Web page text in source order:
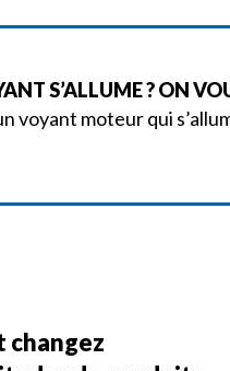
S’ALLUME ? ON
voyant moteur qui
changez